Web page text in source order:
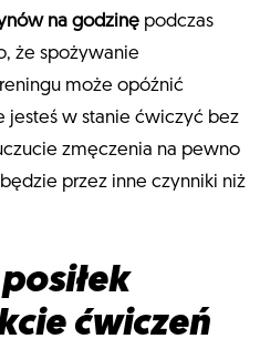
na godzinę podczas
że spożywanie
może opóźnić
jesteś w stanie ćwiczyć bez
zmęczenia na pewno
przez inne czynniki niż
ćwiczeń